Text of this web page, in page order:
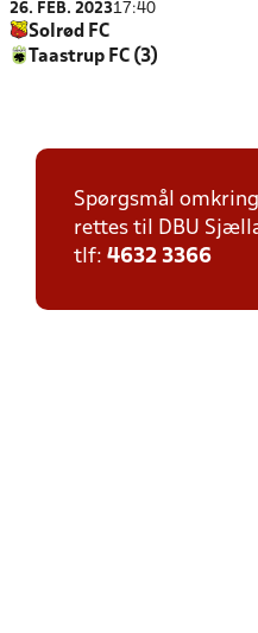
26. FEB. 202317:40
Solrød FC
Taastrup FC (3)
Spørgsmål
rettes til DBU
tlf: 4632 3366